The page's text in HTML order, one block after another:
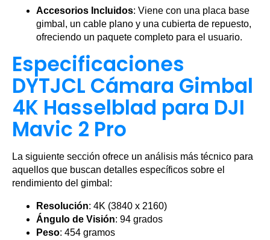
Accesorios Incluidos: Viene con una placa base
gimbal, un cable plano y una cubierta de repuesto,
ofreciendo un paquete completo para el usuario.
Especificaciones
DYTJCL Cámara Gimbal
4K Hasselblad para DJI
Mavic 2 Pro
La siguiente sección ofrece un análisis más técnico para
aquellos que buscan detalles específicos sobre el
rendimiento del gimbal:
Resolución: 4K (3840 x 2160)
Ángulo de Visión: 94 grados
Peso: 454 gramos